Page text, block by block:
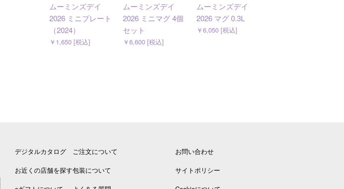
ムーミンズデイ
2026 ミニプレート
（2024）
￥1,650 [税込]
ムーミンズデイ
2026 ミニマグ 4個
セット
￥6,600 [税込]
ムーミンズデイ
2026 マグ 0.3L
￥6,050 [税込]
デジタルカタログ
お近くの店舗を探す
ご注文について
包装について
お問い合わせ
サイトポリシー